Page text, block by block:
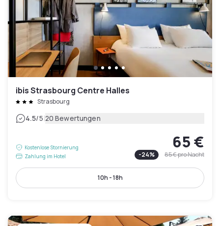
ibis Strasbourg Centre Halles
Strasbourg
4.5/5|20 Bewertungen
Kostenlose Stornierung
Zahlung im Hotel
65 €
-24% 85 €pro Nacht
10h - 18h